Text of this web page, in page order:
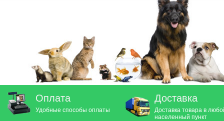
Оплата
Удобные способы оплаты
Доставка
Доставка товара в
населенный пункт